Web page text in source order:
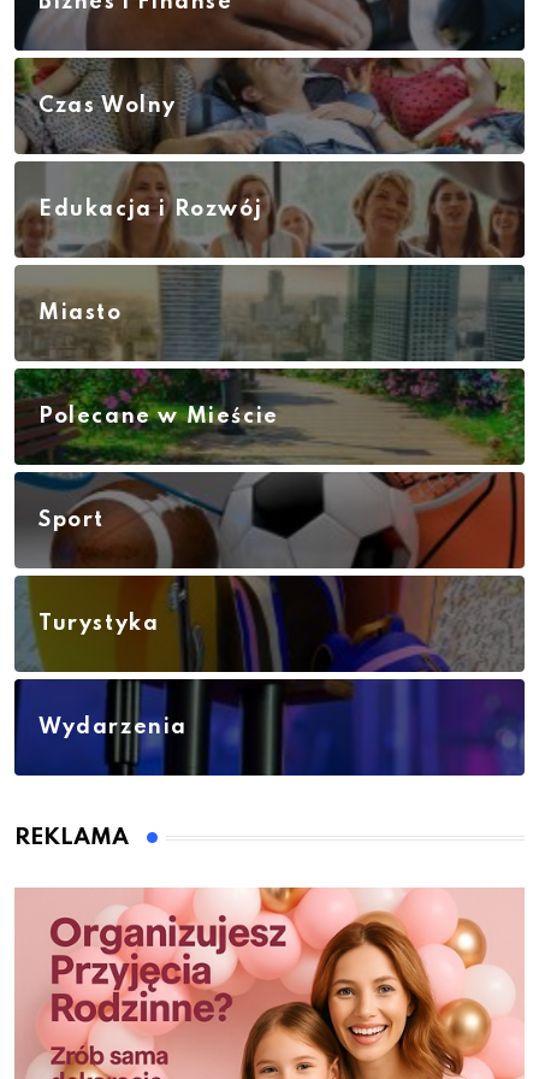
Czas Wolny
Edukacja i Rozwój
Miasto
Polecane w Mieście
Sport
Turystyka
Wydarzenia
REKLAMA